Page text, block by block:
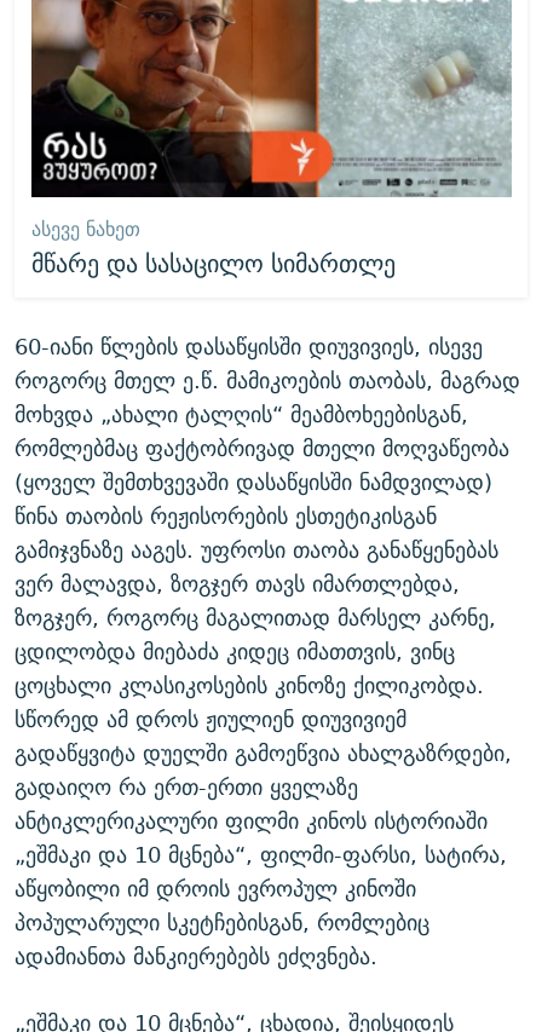
ᲐᲡᲔᲕᲔ ᲜᲐᲮᲔᲗ
მწარე და სასაცილო სიმართლე
60-იანი წლების დასაწყისში დიუვივიეს, ისევე
როგორც მთელ ე.წ. მამიკოების თაობას, მაგრად
მოხვდა „ახალი ტალღის“ მეამბოხეებისგან,
რომლებმაც ფაქტობრივად მთელი მოღვაწეობა
(ყოველ შემთხვევაში დასაწყისში ნამდვილად)
წინა თაობის რეჟისორების ესთეტიკისგან
გამიჯვნაზე ააგეს. უფროსი თაობა განაწყენებას
ვერ მალავდა, ზოგჯერ თავს იმართლებდა,
ზოგჯერ, როგორც მაგალითად მარსელ კარნე,
ცდილობდა მიებაძა კიდეც იმათთვის, ვინც
ცოცხალი კლასიკოსების კინოზე ქილიკობდა.
სწორედ ამ დროს ჟიულიენ დიუვივიემ
გადაწყვიტა დუელში გამოეწვია ახალგაზრდები,
გადაიღო რა ერთ-ერთი ყველაზე
ანტიკლერიკალური ფილმი კინოს ისტორიაში
„ეშმაკი და 10 მცნება“, ფილმი-ფარსი, სატირა,
აწყობილი იმ დროის ევროპულ კინოში
პოპულარული სკეტჩებისგან, რომლებიც
ადამიანთა მანკიერებებს ეძღვნება.
„ეშმაკი და 10 მცნება“, ცხადია, შეისყიდეს